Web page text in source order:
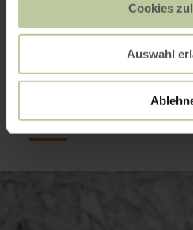
Cookies
Auswahl
Hauteurs
actuelles